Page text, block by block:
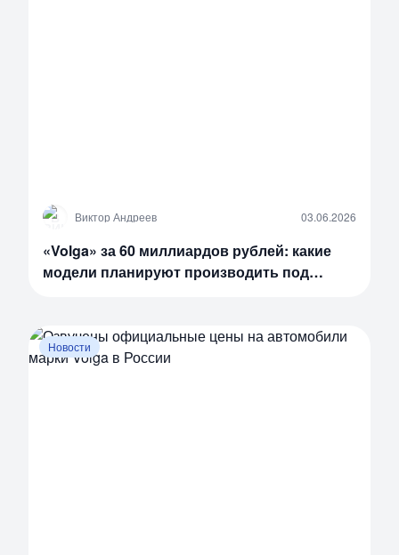
В Виктор Андреев 03.06.2026
«Volga» за 60 миллиардов рублей: какие
модели планируют производить под
Новости